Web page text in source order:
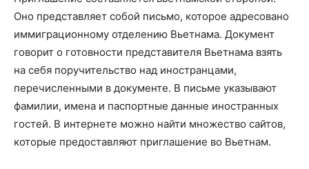
Оно представляет собой письмо, которое адресовано
иммиграционному отделению Вьетнама. Документ
говорит о готовности представителя Вьетнама взять
на себя поручительство над иностранцами,
перечисленными в документе. В письме указывают
фамилии, имена и паспортные данные иностранных
гостей. В интернете можно найти множество сайтов,
которые предоставляют приглашение во Вьетнам.